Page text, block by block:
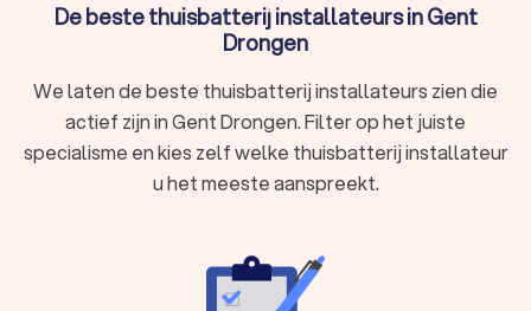
betaalt u minder energiekosten en heeft u maximaal profijt
Voordelen van een thuisbatterij:
Minder afhankelijk van het net:Gebruik uw eigen energie
wanneer het u uitkomt.
Bespaar op uw
Duurzaam energieverbruik:Verminder uw CO₂-uitstoot
en draag bij aan een groenere toekomst.
De beste thuisbatterij installateurs in Gent
Drongen
We laten de beste thuisbatterij installateurs zien die
actief zijn in Gent Drongen. Filter op het juiste
specialisme en kies zelf welke thuisbatterij installateur
u het meeste aanspreekt.